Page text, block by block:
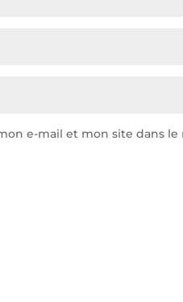
e-mail et mon site dans